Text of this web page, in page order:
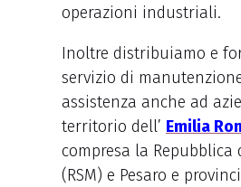
operazioni industriali.
Inoltre distribuiamo e
servizio di
assistenza anche ad
territorio dell’ Emilia
compresa la Repubblica
(RSM) e Pesaro e